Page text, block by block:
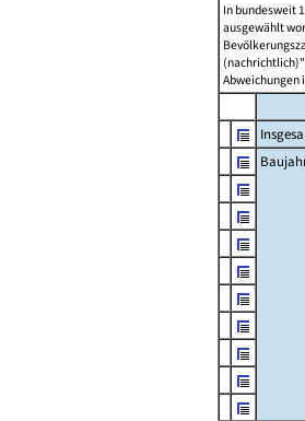
In bundesweit
ausgewählt
Abweichungen